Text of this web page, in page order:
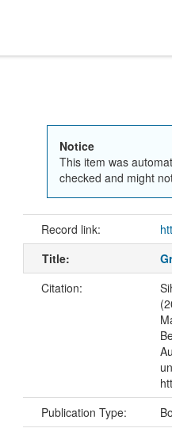
Notice
This item was
checked and might
Record link:
Title:
Citation:
Publication Type: